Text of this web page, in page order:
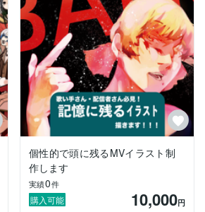
個性的で頭に残るMVイラスト制
作します
実績0件
購入可能 10,000円